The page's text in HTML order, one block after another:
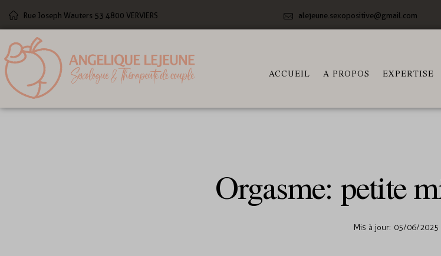
Rue Joseph Wauters 53 4800 VERVIERS alejeune.sexopositive@gmail.com
ACCUEIL A PROPOS EXPERTISE
Orgasme: petite
Mis à jour: 05/06/2025